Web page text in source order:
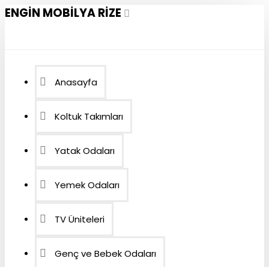
ENGIN MOBILYA RIZE
Anasayfa
Koltuk Takımları
Yatak Odaları
Yemek Odaları
TV Üniteleri
Genç ve Bebek Odaları